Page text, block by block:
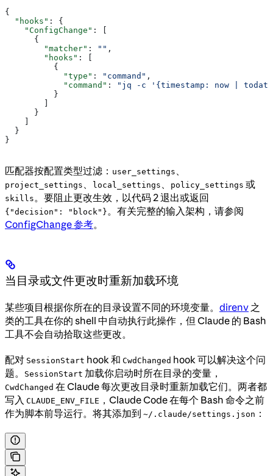
{
  "hooks"
: {
    "ConfigChange"
: [
      {
        "matcher"
: "" ,
        "hooks"
: [
          {
            "type"
: "command" ,
            "command"
:
"jq -c '{timestamp: now |
          }
      }
  }
}
匹配器按配置类型过滤： user_settings 、
project_settings 、 local_settings 、 policy_settings 或
skills。要阻止更改生效，以代码 2 退出或返回
{"decision": "block"}。有关完整的输入架构，请参阅
ConfigChange 参考。
当目录或文件更改时重新加载环境
某些项目根据你所在的目录设置不同的环境变量。 direnv 之
类的工具在你的 shell 中自动执行此操作，但 Claude 的 Bash
工具不会自动拾取这些更改。
配对 SessionStart hook 和 CwdChanged hook 可以解决这个问
题。
SessionStart 加载你启动时所在目录的变量，
CwdChanged 在 Claude 每次更改目录时重新加载它们。两者都
写入 CLAUDE_ENV_FILE ，Claude Code 在每个 Bash 命令之前
作为脚本前导运行。将其添加到 ~/.claude/settings.json ：